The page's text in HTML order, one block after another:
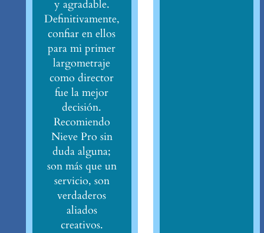
y agradable.
Definitivamente,
confiar en ellos
para mi primer
largometraje
como director
fue la mejor
decisión.
Recomiendo
Nieve Pro sin
duda alguna;
son más que un
servicio, son
verdaderos
aliados
creativos.